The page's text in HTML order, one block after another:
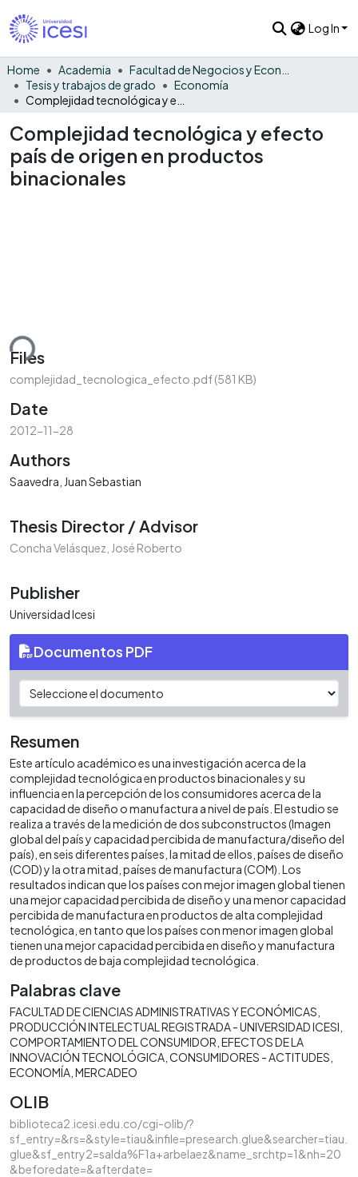
Log In
Home Academia
Tesis y trabajos de grado
Economía
Complejidad tecnológica y efecto
país de origen en productos
binacionales
Files
complejidad_tecnologica_efecto.pdf(581 KB)
Date
2012-11-28
Authors
Saavedra, Juan Sebastian
Thesis Director / Advisor
Concha Velásquez, José Roberto
Publisher
Universidad Icesi
Documentos PDF
Resumen
Este artículo académico es una investigación acerca de la
complejidad tecnológica en productos binacionales y su
influencia en la percepción de los consumidores acerca de la
capacidad de diseño o manufactura a nivel de país. El estudio se
realiza a través de la medición de dos subconstructos (Imagen
global del país y capacidad percibida de manufactura/diseño del
país), en seis diferentes países, la mitad de ellos, países de diseño
(COD) y la otra mitad, países de manufactura (COM). Los
resultados indican que los países con mejor imagen global tienen
una mejor capacidad percibida de diseño y una menor capacidad
percibida de manufactura en productos de alta complejidad
tecnológica, en tanto que los países con menor imagen global
tienen una mejor capacidad percibida en diseño y manufactura
de productos de baja complejidad tecnológica.
Palabras clave
FACULTAD DE CIENCIAS ADMINISTRATIVAS Y ECONÓMICAS
PRODUCCIÓN INTELECTUAL REGISTRADA - UNIVERSIDAD ICESI
COMPORTAMIENTO DEL CONSUMIDOR EFECTOS DE LA
INNOVACIÓN TECNOLÓGICA CONSUMIDORES - ACTITUDES
ECONOMÍA MERCADEO
OLIB
biblioteca2.icesi.edu.co/cgi-olib/?
sf_entry=&rs=&style=tiau&infile=presearch.glue&searcher=tiau.
glue&sf_entry2=salda%F1a+arbelaez&name_srchtp=1&nh=20
&beforedate=&afterdate=